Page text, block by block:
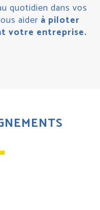
quotidien dans vos
aider à piloter
votre entreprise.